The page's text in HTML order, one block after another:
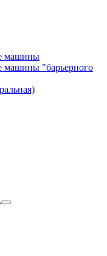
машины
машины "барьерного